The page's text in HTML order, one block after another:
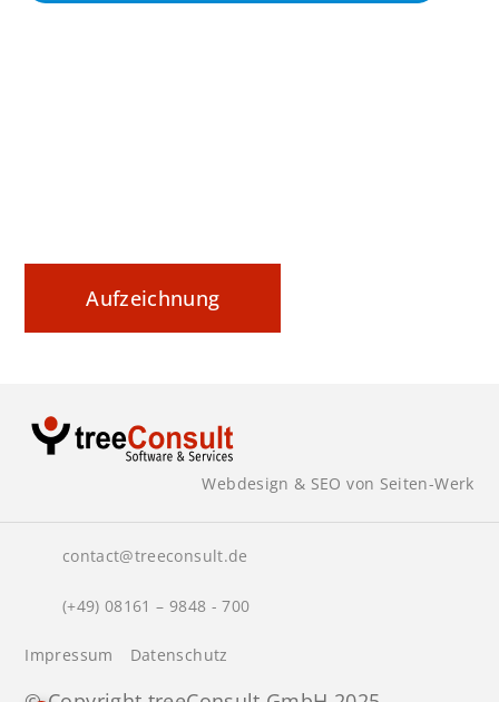
Aufzeichnung
Webdesign & SEO von Seiten-Werk
contact@treeconsult.de
(+49) 08161 – 9848 - 700
Impressum Datenschutz